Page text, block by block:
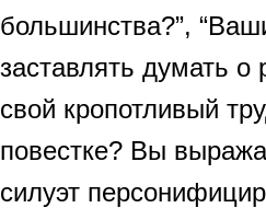
большинства?”,
заставлять думать
свой кропотливый
повестке? Вы
силуэт